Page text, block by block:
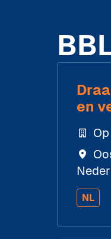
en
NL